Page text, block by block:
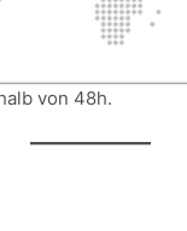
von 48h.